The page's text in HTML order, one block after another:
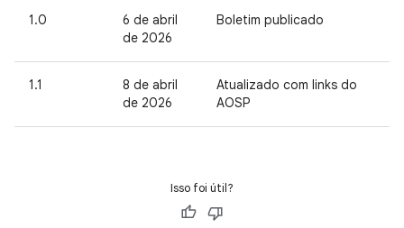
1.0
6 de abril
de 2026
Boletim publicado
1.1
8 de abril
de 2026
Atualizado com links do
AOSP
Isso foi útil?